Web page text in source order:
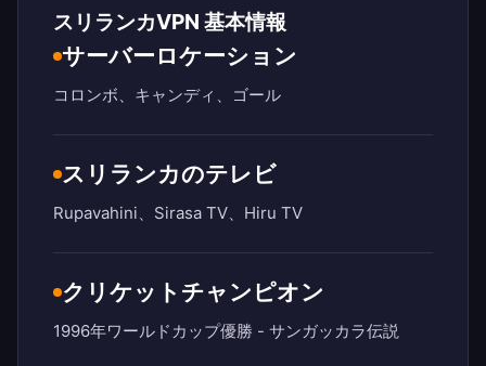
スリランカVPN 基本情報
サーバーロケーション
コロンボ、キャンディ、ゴール
スリランカのテレビ
Rupavahini、Sirasa TV、Hiru TV
クリケットチャンピオン
1996年ワールドカップ優勝 - サンガッカラ伝説